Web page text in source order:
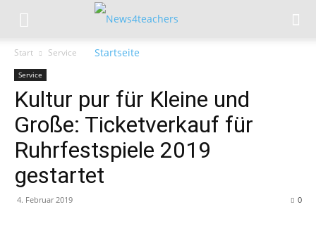
Start Service
Service
Kultur pur für Kleine und
Große: Ticketverkauf für
Ruhrfestspiele 2019
gestartet
4. Februar 2019 0